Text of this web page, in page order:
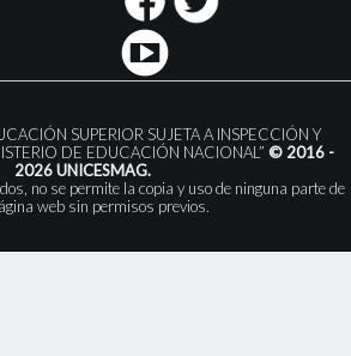
SUPERIOR SUJETA A INSPECCIÓN Y
DE EDUCACIÓN NACIONAL” © 2016 -
2026 UNICESMAG.
no se permite la copia y uso de ninguna parte de
web sin permisos previos.